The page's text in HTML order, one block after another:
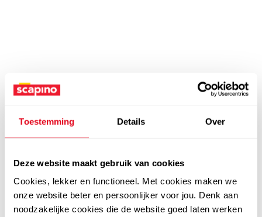
Toestemming Details Over
Deze website maakt gebruik van cookies
Cookies, lekker en functioneel. Met cookies maken we
onze website beter en persoonlijker voor jou. Denk aan
noodzakelijke cookies die de website goed laten werken